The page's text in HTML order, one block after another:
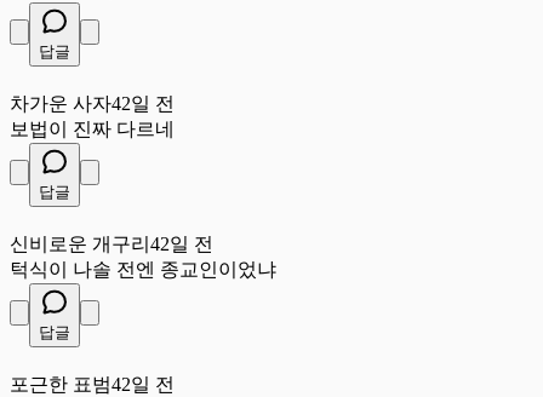
답글
차가운 사자42일 전
보법이 진짜 다르네
답글
신비로운 개구리 42일 전
턱식이 나솔 전엔 종교인이었냐
답글
포근한 표범42일 전